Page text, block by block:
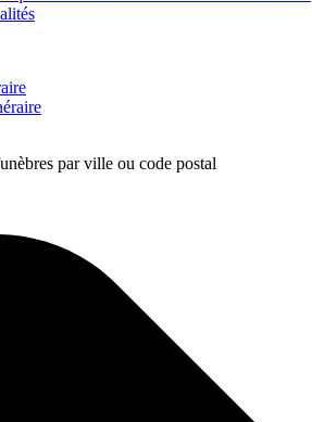
par ville ou code postal